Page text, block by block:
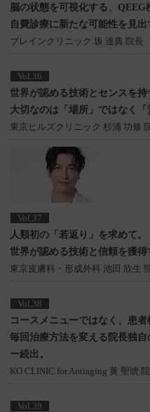
脳の状態を可視化する、QEEG
自費診療に新たな可能性を見出
ブレインクリニック 坂 達典 院長
Vol.36
世界が認める技術とセンスを持
大切なのは「場所」ではなく「
東京ヒルズクリニック 杉浦 功修
Vol.37
人類初の「若返り」を求めて。
世界が認める技術と信頼を獲
東京皮膚科・形成外科 池田 欣生
Vol.38
コースメニューではなく、患者
毎回治療方法を変える院長独
ー続出。
KO CLINIC for Antiaging 黄 聖琥
Vol.39